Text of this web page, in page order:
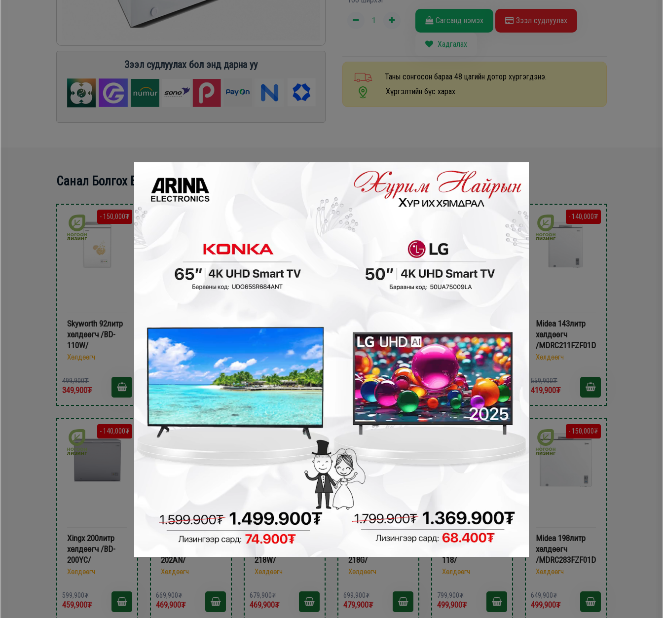
Зээл судлуулах бол энд дарна уу
Сагсанд нэмэх Зээл судлуулах
Хадгалах
Таны сонгосон бараа 48 цагийн дотор хүргэгдэнэ.
Хүргэлтийн бүс харах
Санал Болгох Бүтээгдэхүүн
- 150,000₮
Skyworth 92литр
xөлдөөгч /BD-
110W/
Хөлдөөгч
499,900₮
349,900₮
xөлдөөгч /BD-
150YC/
Хөлдөөгч
529,900₮
379,900₮
- 130,000₮
xөлдөөгч /BD-
Хөлдөөгч
519,900₮
389,900₮
xөлдөөгч /BD-
170W/
Хөлдөөгч
579,900₮
389,900₮
xөлдөөгч /BD-
170G/
Хөлдөөгч
579,900₮
399,900₮
- 140,000₮
Midea 143литр
хөлдөөгч
/MDRC211FZF01D/
Хөлдөөгч
559,900₮
419,900₮
- 140,000₮
Xingx 200литр
xөлдөөгч /BD-
200YC/
Хөлдөөгч
599,900₮
459,900₮
Frestech 202литр
202AN/
Хөлдөөгч
669,900₮
469,900₮
- 210,000₮
Skyworth 195литр
218W/
Хөлдөөгч
679,900₮
469,900₮
Skyworth 195литр
218G/
Хөлдөөгч
699,900₮
479,900₮
- 300,000₮
Sharp 93литр
118/
Хөлдөөгч
799,900₮
499,900₮
- 150,000₮
Midea 198литр
хөлдөөгч
/MDRC283FZF01D/
Хөлдөөгч
649,900₮
499,900₮